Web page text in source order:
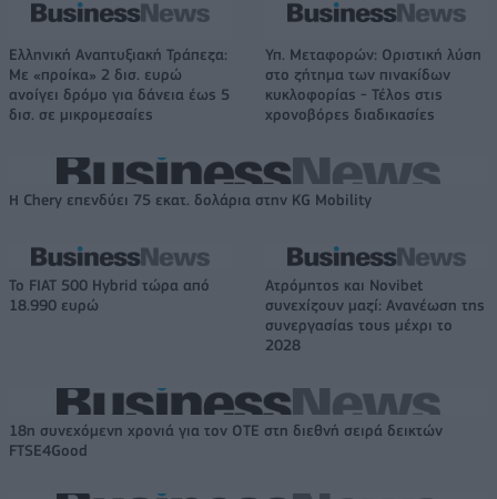
Ελληνική Αναπτυξιακή Τράπεζα:
Με «προίκα» 2 δισ. ευρώ
ανοίγει δρόμο για δάνεια έως 5
δισ. σε μικρομεσαίες
Υπ. Μεταφορών: Οριστική λύση
στο ζήτημα των πινακίδων
κυκλοφορίας - Τέλος στις
χρονοβόρες διαδικασίες
Η Chery επενδύει 75 εκατ. δολάρια στην KG Mobility
Το FIAT 500 Hybrid τώρα από
18.990 ευρώ
Ατρόμητος και Novibet
συνεχίζουν μαζί: Ανανέωση της
συνεργασίας τους μέχρι το
2028
18η συνεχόμενη χρονιά για τον ΟΤΕ στη διεθνή σειρά δεικτών
FTSE4Good